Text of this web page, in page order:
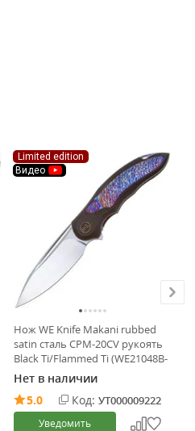
Limited edition
Видео
Нож WE Knife Makani rubbed
satin сталь CPM-20CV рукоять
Black Ti/Flammed Ti (WE21048B-
3)
Нет в наличии
5.0
Код: УТ000009222
Уведомить